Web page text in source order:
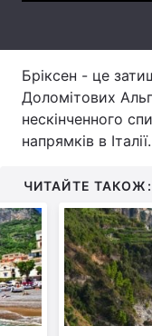
Тема оформлення
Бріксен - це
Доломітових
нескінченного
напрямків в Італії.
ЧИТАЙТЕ ТАКОЖ: